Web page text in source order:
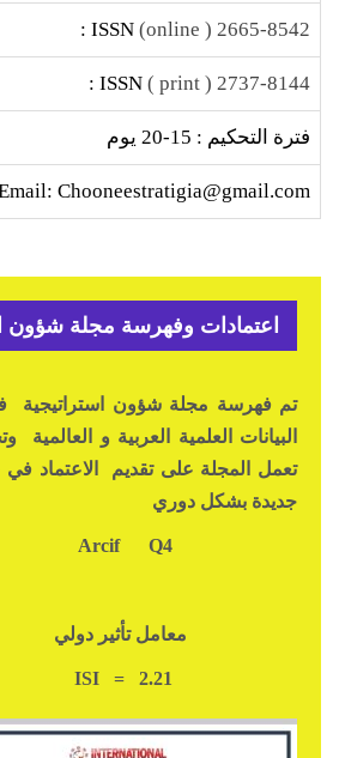
2665-8542 ( online)
2737-8144 ( print )
فترة التحكيم : 15-20 يوم
Chooneestratigia@gmail.com
اعتمادات وفهرسة مجلة شؤون
تم فهرسة مجلة شؤون استراتيجية
البيانات العلمية العربية و العالمية
تعمل المجلة على تقديم الاعتماد في
جديدة بشكل دوري
Q4
معامل تأثير دولي